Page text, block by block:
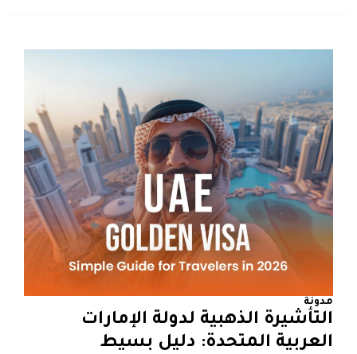
مدونة
التأشيرة الذهبية لدولة الإمارات
العربية المتحدة: دليل بسيط